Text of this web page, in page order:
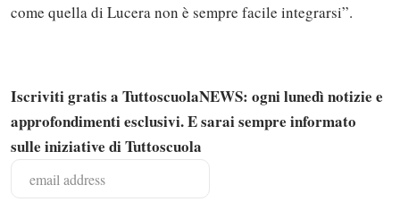
come quella di Lucera non è sempre facile integrarsi”.
Iscriviti gratis a TuttoscuolaNEWS: ogni lunedì notizie e
approfondimenti esclusivi. E sarai sempre informato
sulle iniziative di Tuttoscuola
Solo gli utenti registrati possono
commentare!